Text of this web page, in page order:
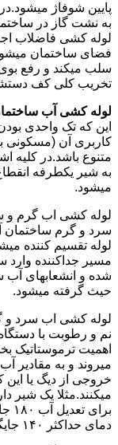
پایین شوفاژ
به نشت گاز در
لوله کشی فاضلاب
فضای ساختمان
سلب میکند و رفع
تخریب کلی کف
لوله کشی آب
این که تک واحدی
کاربری آن (مسکونی
متنوع باشد.در کلیه
به شیر یکطرفه
میشود.
لوله کشی اب گرم و
سرد و گرم ساختمان
لوله تقسیم کننده
مسیر جداکننده وارد
شده و انشعابهای آب
حیث گرفته میشود.
لوله کشی اب سرد و
نم و رطوبت با
اهمیت ترموستاتیک
میروند و به مقادیر
خروجی از دیگ یا این
میکنند.مثلا یک شیر
دمای حداکثر ۱۴۰ جایگاه فارنهایت به کار میرود.